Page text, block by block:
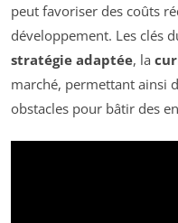
peut favoriser des coûts
développement. Les clés
stratégie adaptée, la
marché, permettant ainsi
obstacles pour bâtir des